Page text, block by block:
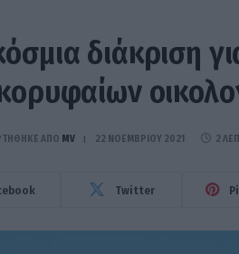
διάκριση
ΑΠΟ MV 22 ΝΟΕΜΒΡΊΟΥ 2021 2
Twitter